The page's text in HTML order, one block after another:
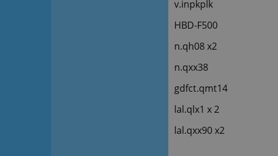
v.inpkplk
HBD-F500
n.qh08 x2
n.qxx38
gdfct.qmt14
lal.qlx1 x 2
lal.qxx90 x2